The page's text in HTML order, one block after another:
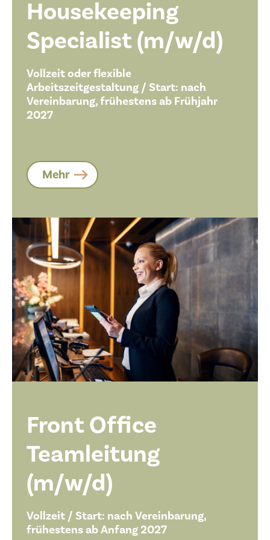
Housekeeping
Specialist (m/w/d)
Vollzeit oder flexible
Arbeitszeitgestaltung / Start: nach
Vereinbarung, frühestens ab Frühjahr
2027
Mehr
Front Office
Teamleitung
(m/w/d)
Vollzeit / Start: nach Vereinbarung,
frühestens ab Anfang 2027